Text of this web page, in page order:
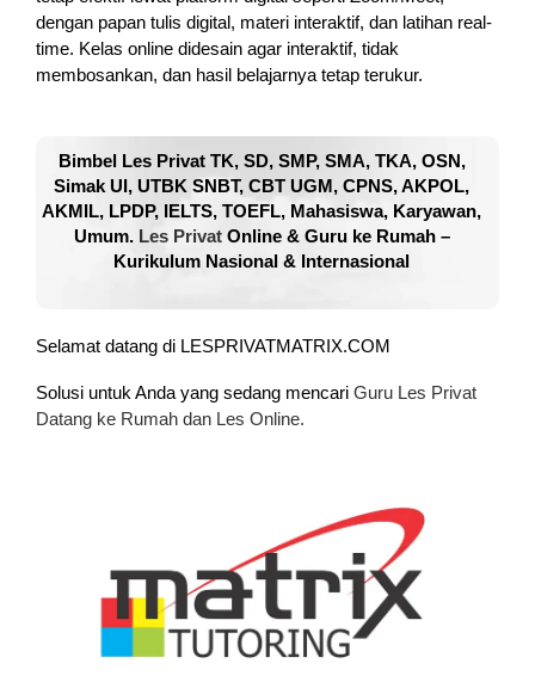
dengan papan tulis digital, materi interaktif, dan latihan real-
time. Kelas online didesain agar interaktif, tidak
membosankan, dan hasil belajarnya tetap terukur.
Bimbel Les Privat TK, SD, SMP, SMA, TKA, OSN,
Simak UI, UTBK SNBT, CBT UGM, CPNS, AKPOL,
AKMIL, LPDP, IELTS, TOEFL, Mahasiswa, Karyawan,
Umum. Les PrivatOnline & Guru ke Rumah –
Kurikulum Nasional & Internasional
Selamat datang di LESPRIVATMATRIX.COM
Solusi untuk Anda yang sedang mencari Guru Les Privat
Datang ke Rumah dan Les Online.